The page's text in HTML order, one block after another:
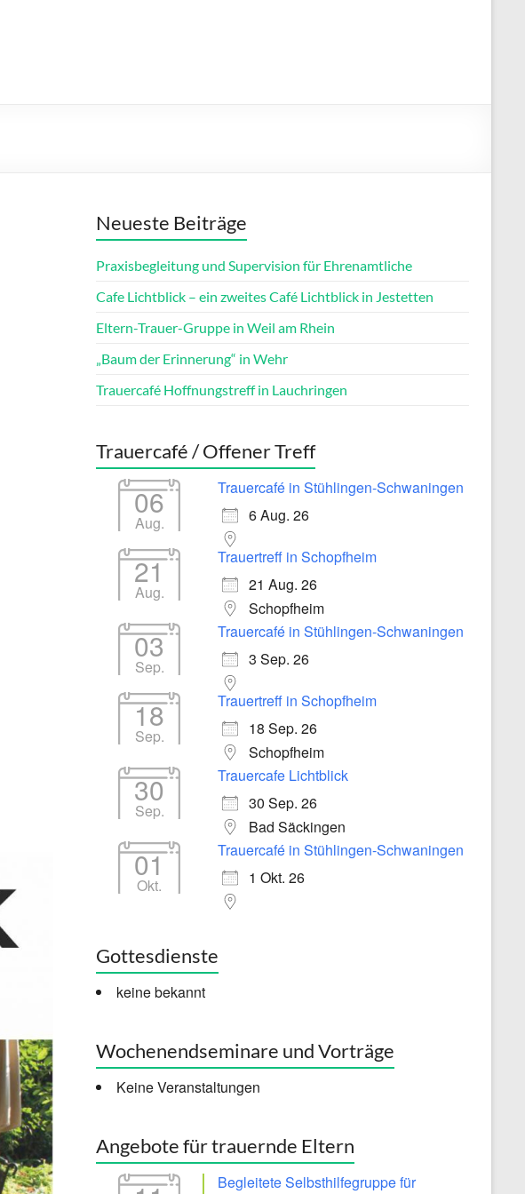
Office 365
Neueste Beiträge
Praxisbegleitung und Supervision für Ehrenamtliche
Cafe Lichtblick – ein zweites Café Lichtblick in Jestetten
Eltern-Trauer-Gruppe in Weil am Rhein
„Baum der Erinnerung“ in Wehr
Trauercafé Hoffnungstreff in Lauchringen
Trauercafé / Offener Treff
06
Aug.
Trauercafé in Stühlingen-Schwaningen
6 Aug. 26
21
Aug.
Trauertreff in Schopfheim
21 Aug. 26
Schopfheim
03
Sep.
Trauercafé in Stühlingen-Schwaningen
3 Sep. 26
18
Sep.
Trauertreff in Schopfheim
18 Sep. 26
Schopfheim
30
Sep.
Trauercafe Lichtblick
30 Sep. 26
Bad Säckingen
01
Okt.
Trauercafé in Stühlingen-Schwaningen
1 Okt. 26
Gottesdienste
keine bekannt
Wochenendseminare und Vorträge
Keine Veranstaltungen
Angebote für trauernde Eltern
Begleitete Selbsthilfegruppe für